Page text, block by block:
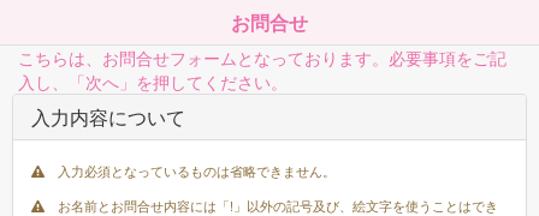
お問合せ
こちらは、お問合せフォームとなっております。必要事項をご記
入し、「次へ」を押してください。
入力内容について
入力必須となっているものは省略できません。
お名前とお問合せ内容には「!」以外の記号及び、絵文字を使うことはでき